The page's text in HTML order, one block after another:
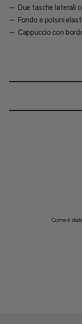
Due tasche laterali
Fondo e polsini
Cappuccio con
Come è